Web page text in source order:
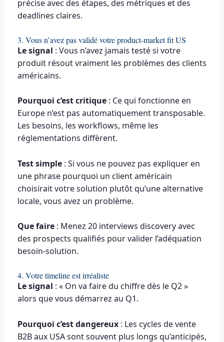
précise avec des étapes, des métriques et des
deadlines claires.
3. Vous n’avez pas validé votre product-market fit US
Le signal : Vous n’avez jamais testé si votre
produit résout vraiment les problèmes des clients
américains.
Pourquoi c’est critique : Ce qui fonctionne en
Europe n’est pas automatiquement transposable.
Les besoins, les workflows, même les
réglementations diffèrent.
Test simple : Si vous ne pouvez pas expliquer en
une phrase pourquoi un client américain
choisirait votre solution plutôt qu’une alternative
locale, vous avez un problème.
Que faire: Menez 20 interviews discovery avec
des prospects qualifiés pour valider l’adéquation
besoin-solution.
4. Votre timeline est irréaliste
Le signal : « On va faire du chiffre dès le Q2 »
alors que vous démarrez au Q1.
Pourquoi c’est dangereux : Les cycles de vente
B2B aux USA sont souvent plus longs qu’anticipés,